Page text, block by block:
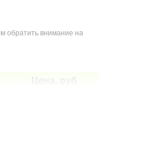
обратить внимание на
Цена, руб